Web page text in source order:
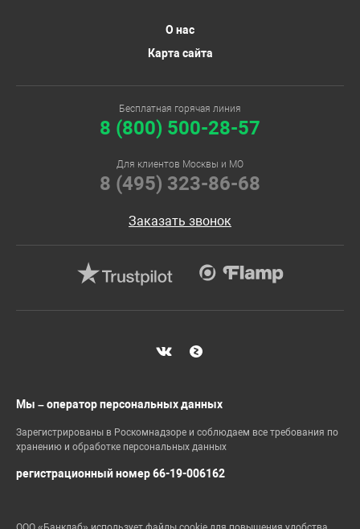
О нас
Карта сайта
Бесплатная горячая линия
8 (800) 500-28-57
Для клиентов Москвы и МО
8 (495) 323-86-68
Заказать звонок
Мы – оператор персональных данных
Зарегистрированы в Роскомнадзоре и соблюдаем все требования по
хранению и обработке персональных данных
регистрационный номер 66-19-006162